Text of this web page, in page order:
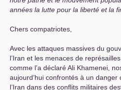
années la lutte pour la liberté et la
Chers compatriotes,
Avec les attaques massives du
l’Iran et les menaces de
comme l’a déclaré Ali Khamenei,
aujourd’hui confrontés à un
l’Iran dans des conflits militaires